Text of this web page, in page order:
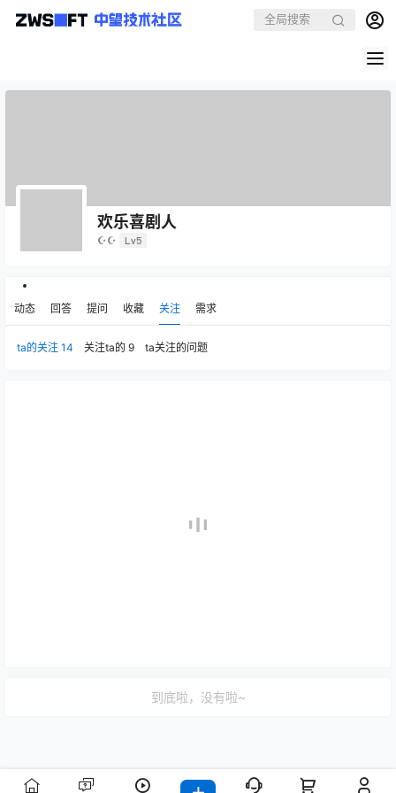
欢乐喜剧人
☪☪ Lv5
动态 回答 提问 收藏 关注 需求
ta的关注 14 关注ta的 9 ta关注的问题
到底啦，没有啦~